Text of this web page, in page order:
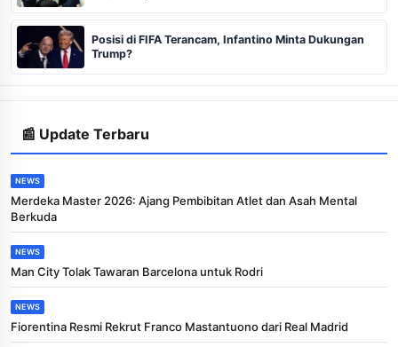
Posisi di FIFA Terancam, Infantino Minta Dukungan
Trump?
📰 Update Terbaru
NEWS
Merdeka Master 2026: Ajang Pembibitan Atlet dan Asah Mental
Berkuda
NEWS
Man City Tolak Tawaran Barcelona untuk Rodri
NEWS
Fiorentina Resmi Rekrut Franco Mastantuono dari Real Madrid